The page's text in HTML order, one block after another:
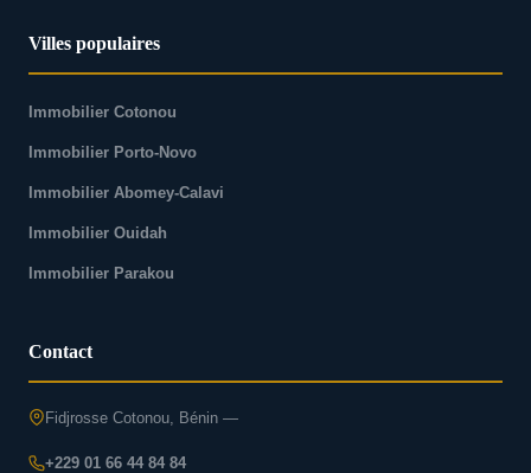
Villes populaires
Immobilier Cotonou
Immobilier Porto-Novo
Immobilier Abomey-Calavi
Immobilier Ouidah
Immobilier Parakou
Contact
Fidjrosse Cotonou, Bénin —
+229 01 66 44 84 84